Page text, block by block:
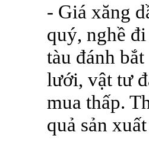
- Giá xăng
quý, nghề
tàu đánh
lưới, vật tư
mua thấp.
quả sản